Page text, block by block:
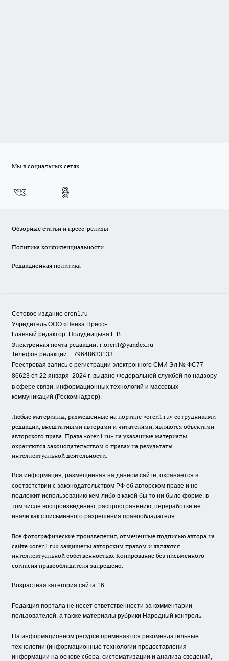
Мы в социальных сетях
Обзорные статьи и пресс-релизы
Политика конфиденциальности
Редакционная политика
Сетевое издание oren1.ru
Учредитель ООО «Пенза Пресс»
Главный редактор: Полудницына Е.В.
Электронная почта редакции: r.oren1@yandex.ru
Телефон редакции: +79648633133
Реестровая запись о регистрации электронного СМИ Эл.№ ФС77-
86623 от 22 января 2024 г. выдано Федеральной службой по надзору
в сфере связи, информационных технологий и массовых
коммуникаций (Роскомнадзор).
Любые материалы, размещенные на портале «oren1.ru» сотрудниками
редакции, внештатными авторами и читателями, являются объектами
авторского права. Права «oren1.ru» на указанные материалы
охраняются законодательством о правах на результаты
интеллектуальной деятельности.
Вся информация, размещенная на данном сайте, охраняется в
соответствии с законодательством РФ об авторском праве и не
подлежит использованию кем-либо в какой бы то ни было форме, в
том числе воспроизведению, распространению, переработке не
иначе как с письменного разрешения правообладателя.
Все фотографические произведения, отмеченные подписью автора на
сайте «oren1.ru» защищены авторским правом и являются
интеллектуальной собственностью. Копирование без письменного
согласия правообладателя запрещено.
Возрастная категория сайта 16+.
Редакция портала не несет ответственности за комментарии
пользователей, а также материалы рубрики Народный контроль
На информационном ресурсе применяются рекомендательные
технологии (информационные технологии предоставления
информации на основе сбора, систематизации и анализа сведений,